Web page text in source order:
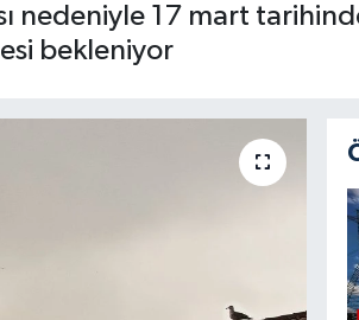
17 mart
bekleniyor